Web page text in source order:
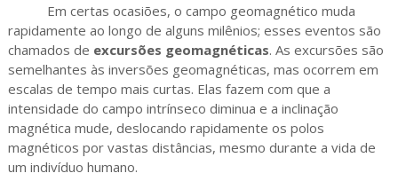
Em certas ocasiões, o campo geomagnético muda
rapidamente ao longo de alguns milênios; esses eventos são
chamados de excursões geomagnéticas. As excursões são
semelhantes às inversões geomagnéticas, mas ocorrem em
escalas de tempo mais curtas. Elas fazem com que a
intensidade do campo intrínseco diminua e a inclinação
magnética mude, deslocando rapidamente os polos
magnéticos por vastas distâncias, mesmo durante a vida de
um indivíduo humano.